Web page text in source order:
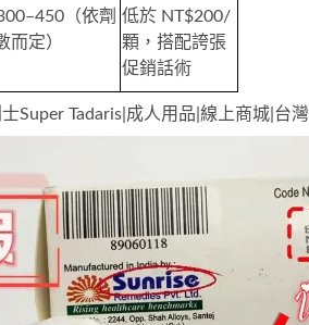
（依劑
而定）
低於 NT$200/
顆，搭配誇張
促銷話術
Super Tadaris|成人用品|線上商城|台灣